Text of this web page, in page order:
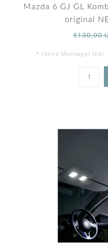
Mazda 6 GJ GL
original
€130,00
* (ohne Montage) Inkl.